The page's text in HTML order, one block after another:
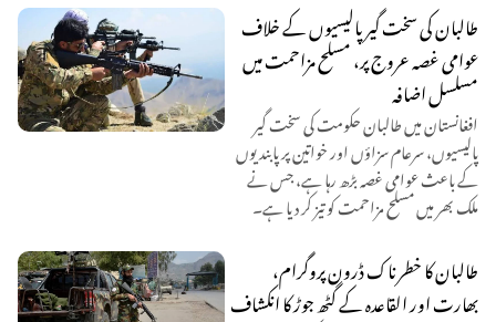
طالبان کی سخت گیر پالیسیوں کے خلاف
عوامی غصہ عروج پر، مسلح مزاحمت میں
مسلسل اضافہ
افغانستان میں طالبان حکومت کی سخت گیر
پالیسیوں، سرعام سزاؤں اور خواتین پر پابندیوں
کے باعث عوامی غصہ بڑھ رہا ہے، جس نے
ملک بھر میں مسلح مزاحمت کو تیز کر دیا ہے۔
طالبان کا خطرناک ڈرون پروگرام،
بھارت اور القاعدہ کے گٹھ جوڑ کا انکشاف